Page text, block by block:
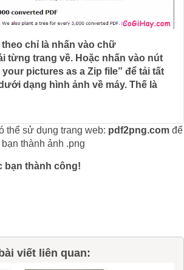
theo chỉ là nhấn vào chữ
từng trang về. Hoặc nhấn vào nút
pictures as a Zip file” để tải tất
dạng hình ảnh về máy. Thế là
thể sử dụng trang web: pdf2png.com để
thành ảnh .png
bạn thành công!
viết liên quan: